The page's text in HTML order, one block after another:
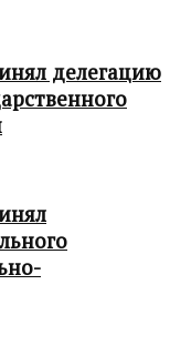
делегацию